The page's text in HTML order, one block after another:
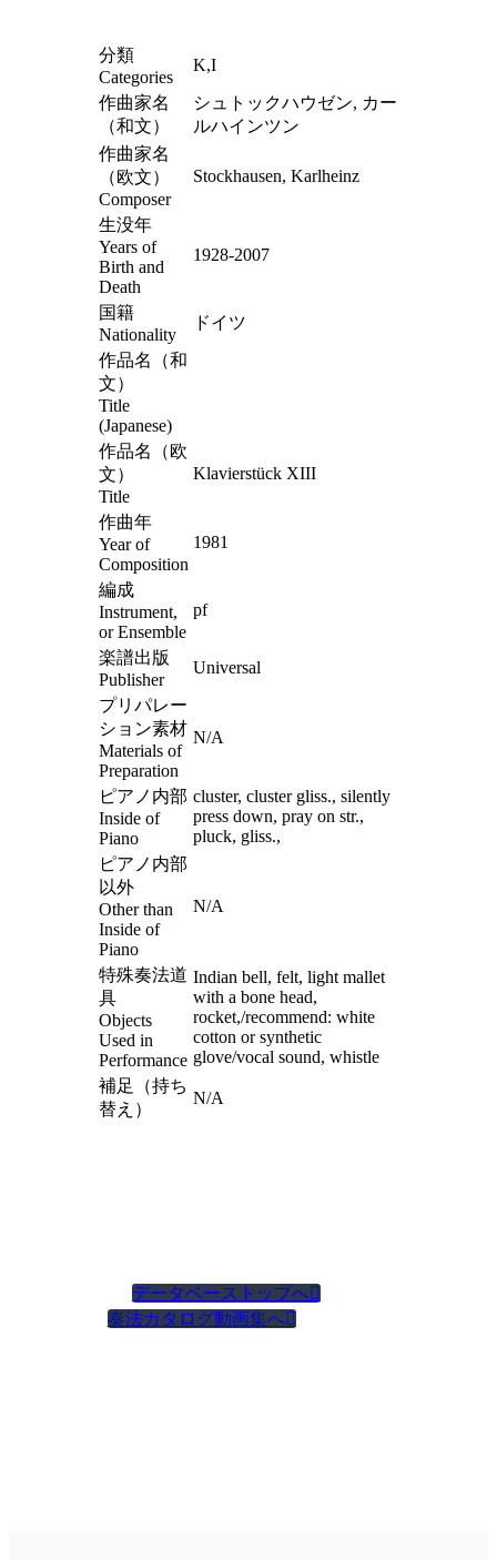
分類
Categories
K,I
作曲家名
（和文）
シュトックハウゼン, カー
ルハインツン
作曲家名
（欧文）
Composer
Stockhausen, Karlheinz
生没年
Years of
Birth and
Death
1928-2007
国籍
Nationality
ドイツ
作品名（和
文）
Title
(Japanese)
作品名（欧
文）
Title
Klavierstück XIII
作曲年
Year of
Composition
1981
編成
Instrument,
or Ensemble
pf
楽譜出版
Publisher
Universal
プリパレー
ション素材
Materials of
Preparation
N/A
ピアノ内部
Inside of
Piano
cluster, cluster gliss., silently
press down, pray on str.,
pluck, gliss.,
ピアノ内部
以外
Other than
Inside of
Piano
N/A
特殊奏法道
具
Objects
Used in
Performance
Indian bell, felt, light mallet
with a bone head,
rocket,/recommend: white
cotton or synthetic
glove/vocal sound, whistle
補足（持ち
替え）
N/A
データベーストップへ
奏法カタログ動画集へ